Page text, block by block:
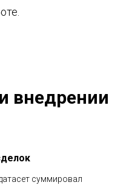
внедрении
суммировал